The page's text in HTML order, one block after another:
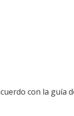
con la guía